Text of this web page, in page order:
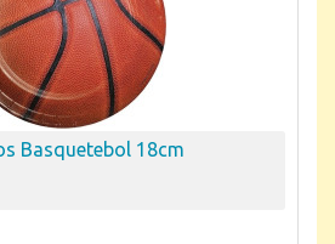
Basquetebol 18cm